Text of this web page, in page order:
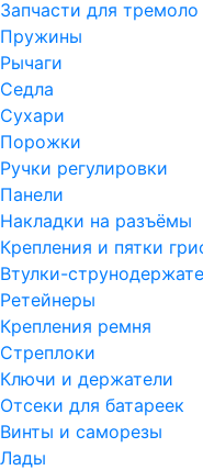
Запчасти для тремоло
Пружины
Рычаги
Седла
Сухари
Порожки
Ручки регулировки
Панели
Накладки на разъёмы
Крепления и пятки
Втулки-
Ретейнеры
Крепления ремня
Стреплоки
Ключи и держатели
Отсеки для батареек
Винты и саморезы
Лады